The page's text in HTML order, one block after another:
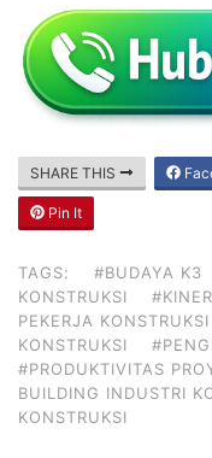
SHARE THIS
Pin It
TAGS: #BUDAYA K3
KONSTRUKSI
PEKERJA KONSTRUKSI
KONSTRUKSI
#PRODUKTIVITAS
BUILDING INDUSTRI
KONSTRUKSI